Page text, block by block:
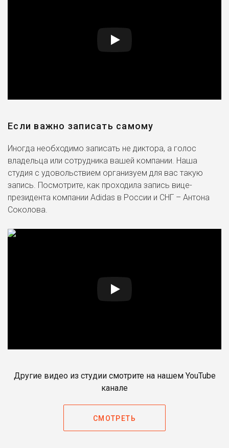
Если важно записать самому
Иногда необходимо записать не диктора, а голос
владельца или сотрудника вашей компании. Наша
студия с удовольствием организуем для вас такую
запись. Посмотрите, как проходила запись вице-
президента компании Adidas в России и СНГ – Антона
Соколова.
Другие видео из студии смотрите на нашем YouTube
канале
СМОТРЕТЬ